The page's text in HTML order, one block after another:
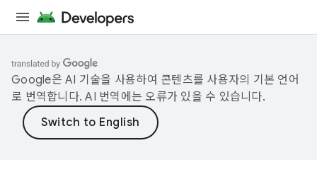
Google은 AI 기술을 사용하여 콘텐츠를 사용자의 기본 언어
로 번역합니다. AI 번역에는 오류가 있을 수 있습니다.